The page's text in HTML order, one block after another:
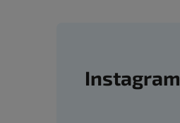
Instagram